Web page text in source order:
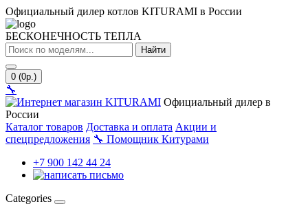
Официальный дилер котлов KITURAMI в России
БЕСКОНЕЧНОСТЬ ТЕПЛА
Найти
0 (0р.)
🔧
Официальный дилер в
России
Каталог товаров Доставка и оплата Акции и
спецпредложения 🔧 Помощник Китурами
+7 900 142 44 24
Categories